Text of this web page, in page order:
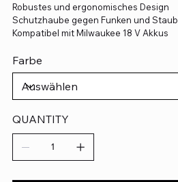
Robustes und ergonomisches Design
Schutzhaube gegen Funken und Staub
Kompatibel mit Milwaukee 18 V Akkus
Farbe
QUANTITY